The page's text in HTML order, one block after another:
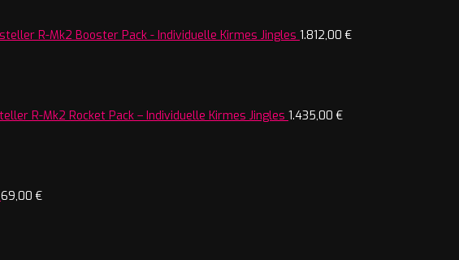
R-Mk2 Booster Pack - Individuelle Kirmes Jingles 1.812,00 €
R-Mk2 Rocket Pack – Individuelle Kirmes Jingles 1.435,00 €
69,00 €